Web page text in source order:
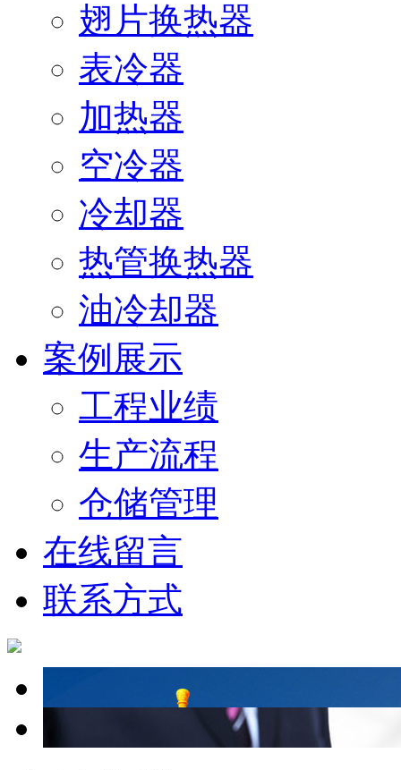
翅片换热器
表冷器
加热器
空冷器
冷却器
热管换热器
油冷却器
案例展示
工程业绩
生产流程
仓储管理
在线留言
联系方式